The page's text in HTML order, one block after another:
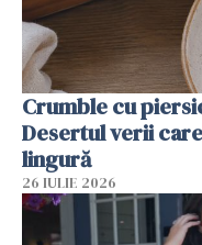
Crumble cu
Desertul verii
lingură
26 IULIE 2026